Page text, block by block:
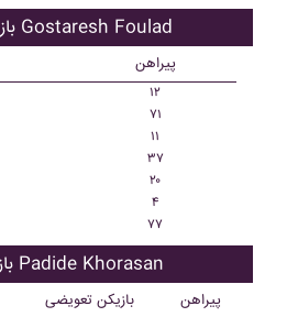
بازیکن تعویضی Gostaresh Foulad
پیراهن
۱۲
۷۱
۱۱
۳۷
۲۰
۴
۷۷
بازیکنان اصلی Padide Khorasan
بازیکن تعویضی پیراهن